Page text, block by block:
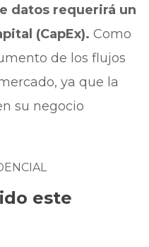
datos requerirá un
(CapEx).Como
de los flujos
ya que la
su negocio
este